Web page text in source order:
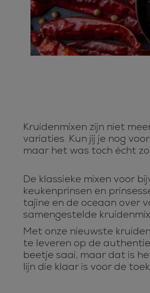
Kruidenmixen zijn niet
variaties. Kun jij je nog
maar het was toch écht
De klassieke mixen voor
keukenprinsen en
tajine en de oceaan over
samengestelde
Met onze nieuwste
te leveren op de
beetje saai, maar dat is
lijn die klaar is voor de